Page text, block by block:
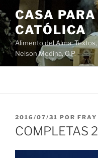
Saltar
al
contenido
CASA
CATÓLICA
Alimento del Alma:
Nelson Medina, O.P.
PUBLICADO
EL
2016/07/31 POR FRAY
COMPLETAS